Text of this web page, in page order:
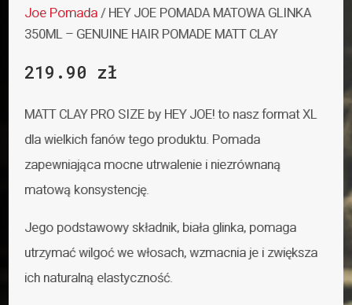
Joe Pomada / HEY JOE POMADA MATOWA GLINKA
350ML – GENUINE HAIR POMADE MATT CLAY
219.90 zł
MATT CLAY PRO SIZE by HEY JOE! to nasz format XL
dla wielkich fanów tego produktu. Pomada
zapewniająca mocne utrwalenie i niezrównaną
matową konsystencję.
Jego podstawowy składnik, biała glinka, pomaga
utrzymać wilgoć we włosach, wzmacnia je i zwiększa
ich naturalną elastyczność.